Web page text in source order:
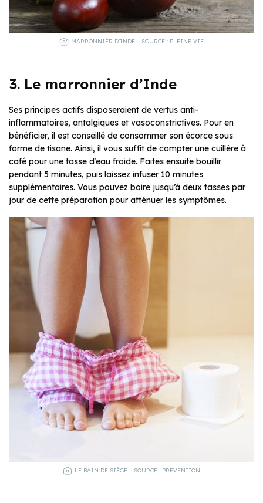
MARRONNIER D’INDE – SOURCE : PLEINE VIE
3. Le marronnier d’Inde
Ses principes actifs disposeraient de vertus anti-
inflammatoires, antalgiques et vasoconstrictives. Pour en
bénéficier, il est conseillé de consommer son écorce sous
forme de tisane. Ainsi, il vous suffit de compter une cuillère à
café pour une tasse d’eau froide. Faites ensuite bouillir
pendant 5 minutes, puis laissez infuser 10 minutes
supplémentaires. Vous pouvez boire jusqu’à deux tasses par
jour de cette préparation pour atténuer les symptômes.
LE BAIN DE SIÈGE – SOURCE : PREVENTION